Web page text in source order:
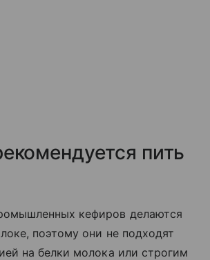
пить
кефиров делаются
поэтому они не подходят
на белки молока или строгим